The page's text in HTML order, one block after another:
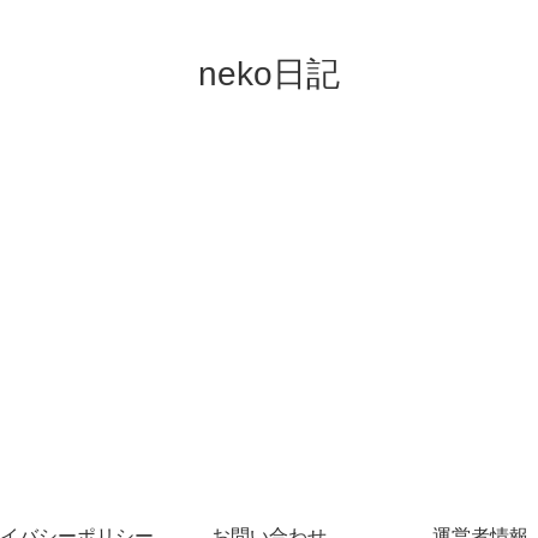
neko日記